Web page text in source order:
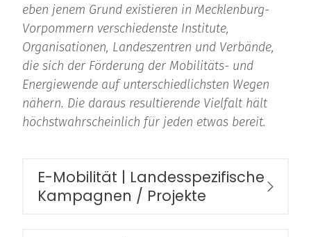
eben jenem Grund existieren in Mecklenburg-
Vorpommern verschiedenste Institute,
Organisationen, Landeszentren und Verbände,
die sich der Förderung der Mobilitäts- und
Energiewende auf unterschiedlichsten Wegen
nähern. Die daraus resultierende Vielfalt hält
höchstwahrscheinlich für jeden etwas bereit.
E-Mobilität | Landesspezifische
Kampagnen / Projekte